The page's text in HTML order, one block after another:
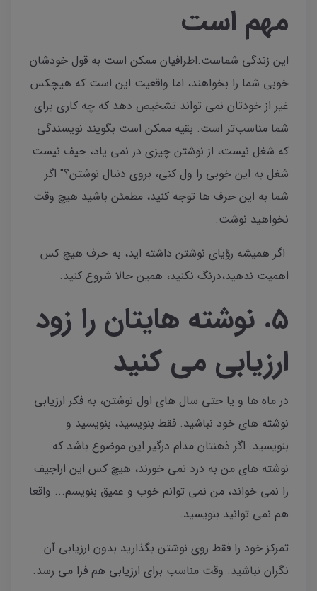
مهم است
این زندگی شماست‌.اطرافیان ممکن است به قول خودشان
خوبی شما را بخواهند، اما واقعیت این است که هیچکس
غیر از خودتان نمی تواند تشخیص دهد که چه کاری برای
شما مناسب‌تر است. بقیه ممکن است بگویند نویسندگی
که شغل نیست، از نوشتن چیزی در نمی یاد، حیف نیست
شغل به این خوبی را ول کنی، بروی دنبال نوشتن؟" اگر
شما به این حرف ها توجه کنید، مطمئن باشید هیچ وقت
نخواهید نوشت.
اگر همیشه رؤیای نوشتن داشته اید، به حرف هیچ کس
اهمیت ندهید،درنگ نکنید، همین حالا شروع کنید.
۵. نوشته هایتان را زود
ارزیابی می کنید
در ماه ها و یا حتی سال های اول نوشتن، به فکر ارزیابی
نوشته های خود نباشید. فقط بنویسید، بنویسید و
بنویسید. اگر ذهنتان مدام درگیر این موضوع باشد که
نوشته های من به درد نمی خورند، هیچ کس این اراجیف
را نمی خواند، من نمی توانم خوب و عمیق بنویسم... واقعا
هم نمی توانید بنویسید.
تمرکز خود را فقط روی نوشتن بگذارید بدون ارزیابی آن.
نگران نباشید. وقت مناسب برای ارزیابی هم فرا می رسد.